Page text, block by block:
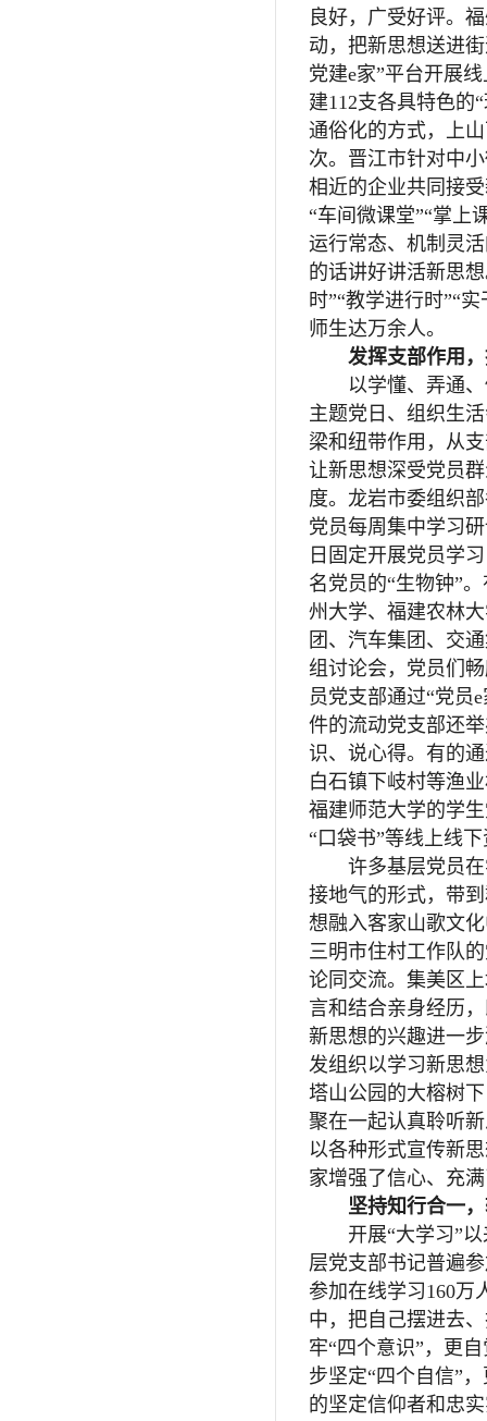
良好，广受好评。
动，把新思想送进
党建e家”平台开展
建112支各具特色的
通俗化的方式，上
次。晋江市针对中
相近的企业共同接
“车间微课堂”“掌上
运行常态、机制灵
的话讲好讲活新思
时”“教学进行时”“
师生达万余人。
发挥支部作用
以学懂、弄通、
主题党日、组织生
梁和纽带作用，从
让新思想深受党员
度。龙岩市委组织
党员每周集中学习
日固定开展党员学
名党员的“生物钟”
州大学、福建农林
团、汽车集团、交
组讨论会，党员们
员党支部通过“党员
件的流动党支部还
识、说心得。有的
白石镇下岐村等渔
福建师范大学的学
“口袋书”等线上线
许多基层党员在
接地气的形式，带
想融入客家山歌文
三明市住村工作队
论同交流。集美区
言和结合亲身经历
新思想的兴趣进一
发组织以学习新思
塔山公园的大榕树
聚在一起认真聆听
以各种形式宣传新
家增强了信心、充
坚持知行合一
开展“大学习”以
层党支部书记普遍
参加在线学习160万
中，把自己摆进去
牢“四个意识”，更
步坚定“四个自信”
的坚定信仰者和忠